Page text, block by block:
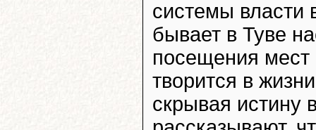
системы власти
бывает в Туве
посещения
творится в
скрывая истину